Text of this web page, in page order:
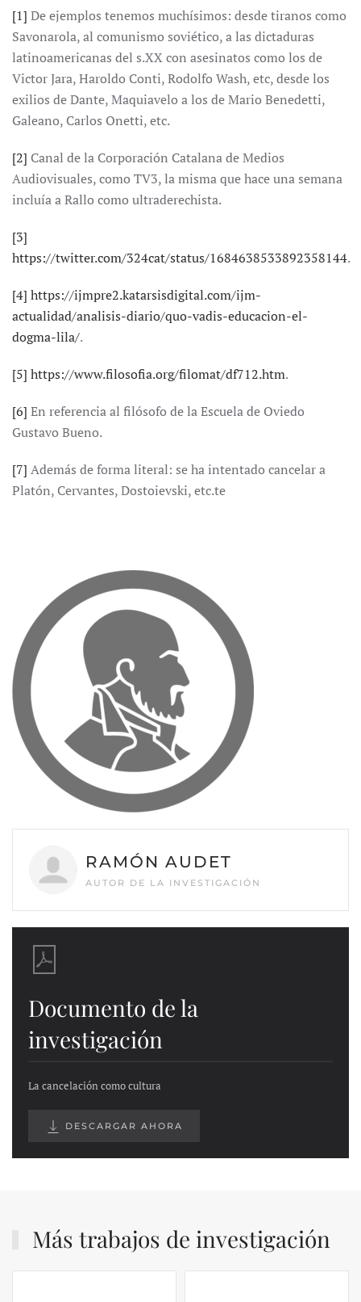
[1] De ejemplos tenemos muchísimos: desde tiranos como
Savonarola, al comunismo soviético, a las dictaduras
latinoamericanas del s.XX con asesinatos como los de
Victor Jara, Haroldo Conti, Rodolfo Wash, etc, desde los
exilios de Dante, Maquiavelo a los de Mario Benedetti,
Galeano, Carlos Onetti, etc.
[2] Canal de la Corporación Catalana de Medios
Audiovisuales, como TV3, la misma que hace una semana
incluía a Rallo como ultraderechista.
[3]
https://twitter.com/324cat/status/1684638533892358144.
[4] https://ijmpre2.katarsisdigital.com/ijm-
actualidad/analisis-diario/quo-vadis-educacion-el-
dogma-lila/.
[5] https://www.filosofia.org/filomat/df712.htm.
[6] En referencia al filósofo de la Escuela de Oviedo
Gustavo Bueno.
[7] Además de forma literal: se ha intentado cancelar a
Platón, Cervantes, Dostoievski, etc.te
RAMÓN AUDET
AUTOR DE LA INVESTIGACIÓN
Documento de la
investigación
La cancelación como cultura
DESCARGAR AHORA
Más trabajos de investigación